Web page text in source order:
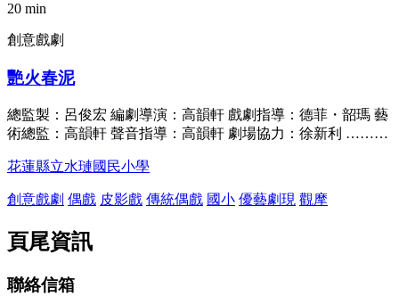
20 min
創意戲劇
艷火春泥
總監製：呂俊宏 編劇導演：高韻軒 戲劇指導：德菲・韶瑪 藝
術總監：高韻軒 聲音指導：高韻軒 劇場協力：徐新利 ………
花蓮縣立水璉國民小學
創意戲劇 偶戲 皮影戲 傳統偶戲 國小 優藝劇現 觀摩
頁尾資訊
聯絡信箱